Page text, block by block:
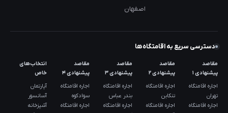
اصفهان
دسترسی سریع به اقامتگاه‌ها
مقاصد
پیشنهادی ۱
اجاره اقامتگاه
تهران
اجاره اقامتگاه
مقاصد
پیشنهادی ۲
اجاره اقامتگاه
تنکابن
اجاره اقامتگاه
مقاصد
پیشنهادی ۳
اجاره اقامتگاه
بندر عباس
اجاره اقامتگاه
مقاصد
پیشنهادی ۴
اجاره اقامتگاه
سوادکوه
اجاره اقامتگاه
انتخاب‌های
خاص
آپارتمان
آسانسور
آشپزخانه